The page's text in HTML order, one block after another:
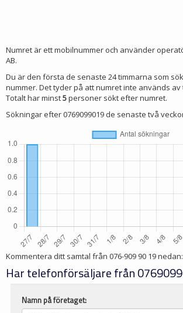
Numret är ett mobilnummer och använder
AB.
Du är den första de senaste 24 timmarna som
nummer. Det tyder på att numret inte används
Totalt har minst5personer sökt efter numret.
Sökningar efter 0769099019 de senaste två
Kommentera ditt samtal från 076-909 90 19nedan:
Har telefonförsäljare från
Namn på företaget: